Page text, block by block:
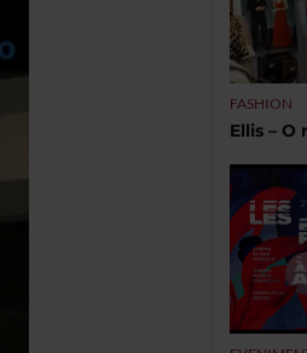
FASHION
Ellis –